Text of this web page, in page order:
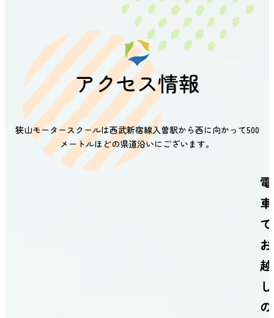
アクセス情報
狭山モータースクールは西武新宿線入曽駅から西に向かって500
メートルほどの県道沿いにございます。
電
車
で
お
越
し
の